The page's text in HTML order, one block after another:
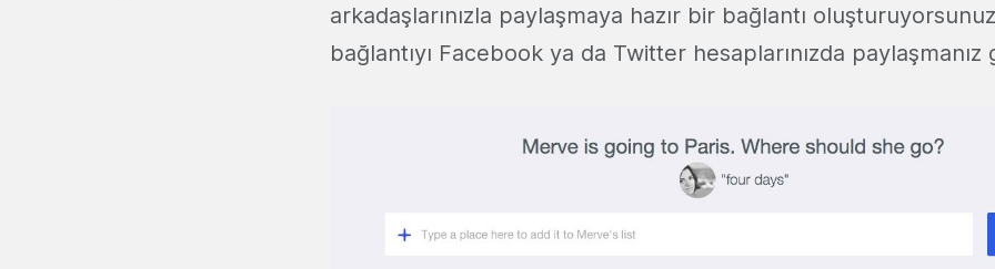
arkadaşlarınızla paylaşmaya hazır bir bağlantı
bağlantıyı Facebook ya da Twitter hesaplarınızda paylaşmanız